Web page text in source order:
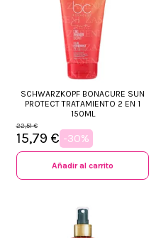
SCHWARZKOPF BONACURE SUN
PROTECT TRATAMIENTO 2 EN 1
150ML
22,51 €
15,79 € -30%
Añadir al carrito